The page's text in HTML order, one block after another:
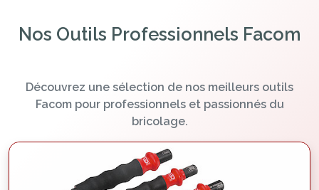
Nos Outils Professionnels Facom
Découvrez une sélection de nos meilleurs outils
Facom pour professionnels et passionnés du
bricolage.